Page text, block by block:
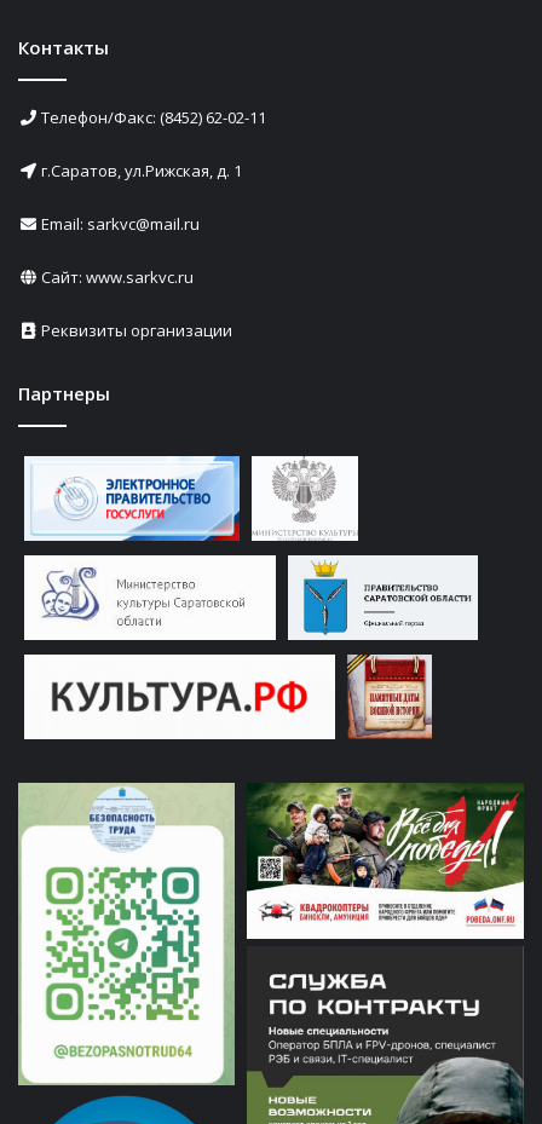
Контакты
Телефон/Факс: (8452) 62-02-11
г.Саратов, ул.Рижская, д. 1
Email: sarkvc@mail.ru
Сайт: www.sarkvc.ru
Реквизиты организации
Партнеры